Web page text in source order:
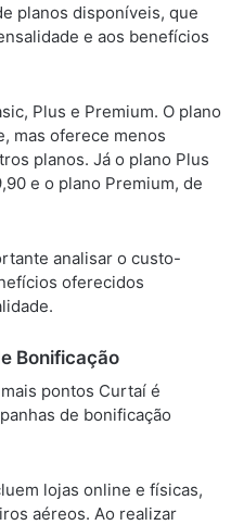
planos disponíveis, que
e aos benefícios
Plus e Premium. O plano
mas oferece menos
planos. Já o plano Plus
e o plano Premium, de
analisar o custo-
oferecidos
Bonificação
pontos Curtaí é
de bonificação
lojas online e físicas,
aéreos. Ao realizar